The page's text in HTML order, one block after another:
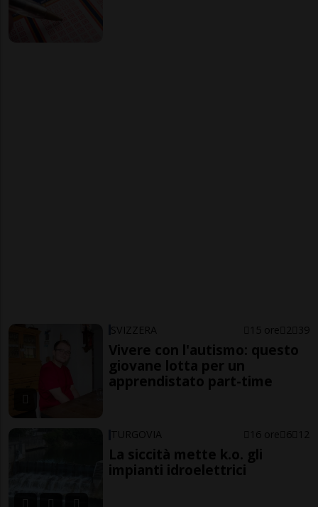
SVIZZERA 15 ore 2 39
Vivere con l'autismo: questo
giovane lotta per un
apprendistato part-time
TURGOVIA 16 ore 6 12
La siccità mette k.o. gli
impianti idroelettrici